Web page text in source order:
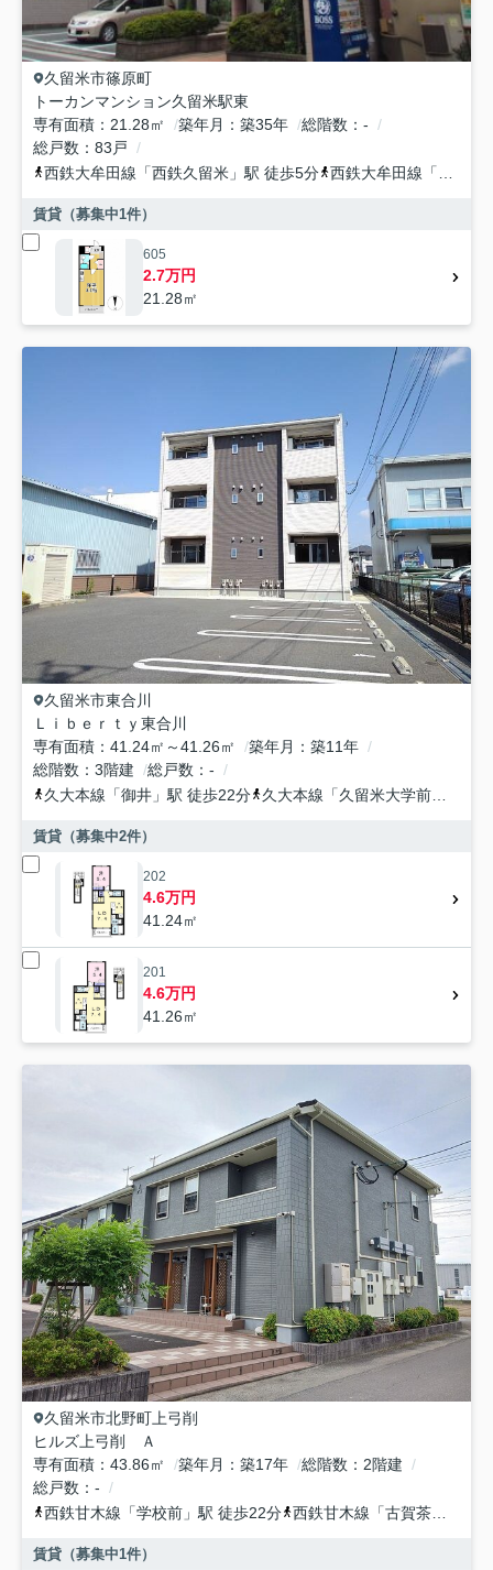
久留米市篠原町
トーカンマンション久留米駅東
専有面積
21.28㎡ 築年月 築35年 総階数
-
総戸数
83戸
西鉄大牟田線 「西鉄久留米 」駅 徒歩5分 西鉄大牟田線 「
賃貸（募集中1件）
605
2.7万円
21.28㎡
久留米市東合川
Ｌｉｂｅｒｔｙ東合川
専有面積
41.24㎡～41.26㎡ 築年月
築11年
総階数
3階建 総戸数
-
久大本線 「御井 」駅 徒歩22分 久大本線 「久留米大学前
賃貸（募集中2件）
202
4.6万円
41.24㎡
201
4.6万円
41.26㎡
久留米市北野町上弓削
ヒルズ上弓削 Ａ
専有面積
43.86㎡ 築年月 築17年 総階数
2階建
総戸数
-
西鉄甘木線 「学校前 」駅 徒歩22分 西鉄甘木線 「古賀茶屋
賃貸（募集中1件）